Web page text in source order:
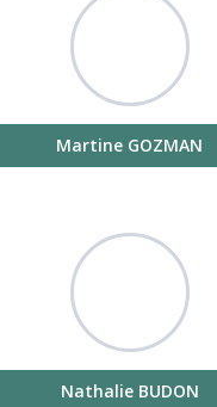
Martine GOZMAN
Nathalie BUDON